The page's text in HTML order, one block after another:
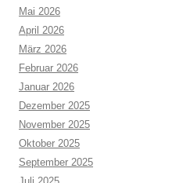
Mai 2026
April 2026
März 2026
Februar 2026
Januar 2026
Dezember 2025
November 2025
Oktober 2025
September 2025